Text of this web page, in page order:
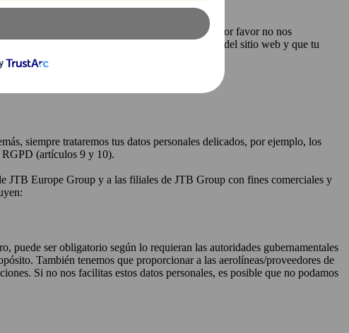
se establece en esta Política de Privacidad, por favor no nos
acceso y/o no puedas utilizar algunas funciones del sitio web y que tu
siempre trataremos tus datos personales delicados, por ejemplo, los
RGPD (artículos 9 y 10).
JTB Europe Group y a las filiales de JTB Group con fines comerciales y
puede ser obligatorio según lo requieran las autoridades gubernamentales
También tenemos que proporcionar a las aerolíneas/proveedores de
Si no nos facilitas estos datos personales, es posible que no podamos